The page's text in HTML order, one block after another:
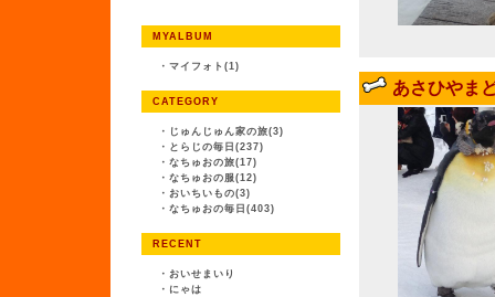
MYALBUM
・ マイフォト(1)
CATEGORY
・ じゅんじゅん家の旅(3)
・ とらじの毎日(237)
・ なちゅおの旅(17)
・ なちゅおの服(12)
・ おいちいもの(3)
・ なちゅおの毎日(403)
RECENT
・ おいせまいり
・ にゃは
あさひやま